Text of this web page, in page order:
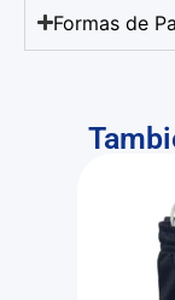
Formas de